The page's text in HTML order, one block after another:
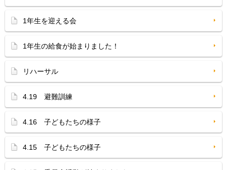
1年生を迎える会
1年生の給食が始まりました！
リハーサル
4.19 避難訓練
4.16 子どもたちの様子
4.15 子どもたちの様子